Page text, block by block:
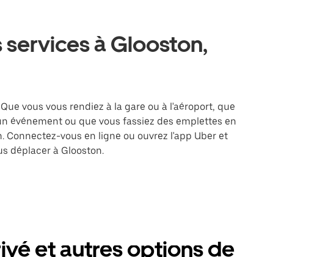
à Glooston,
vous vous rendiez à la gare ou à l'aéroport, que
événement ou que vous fassiez des emplettes en
Connectez-vous en ligne ou ouvrez l'app Uber et
déplacer à Glooston.
et autres options de